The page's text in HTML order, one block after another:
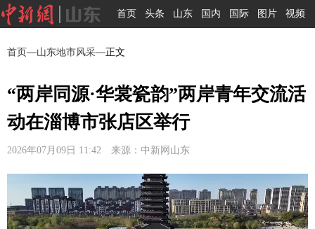
首页 头条 山东 国内 国际 图片 视频
首页—山东地市风采—正文
“两岸同源·华裳瓷韵”两岸青年交流活
动在淄博市张店区举行
2026年07月09日 11:42 来源：中新网山东